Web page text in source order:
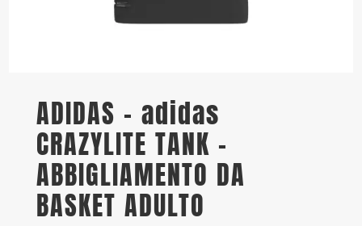
ADIDAS – adidas
CRAZYLITE TANK –
ABBIGLIAMENTO DA
BASKET ADULTO